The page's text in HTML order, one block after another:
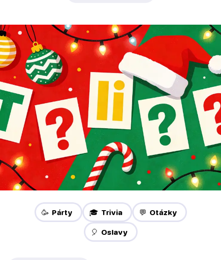
🥳 Párty 🎓 Trivia 💬 Otázky
🎈 Oslavy